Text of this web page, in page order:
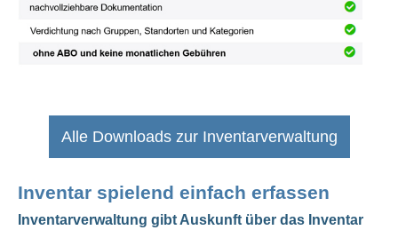
Alle Downloads zur Inventarverwaltung
Inventar spielend einfach erfassen
Inventarverwaltung gibt Auskunft über das Inventar